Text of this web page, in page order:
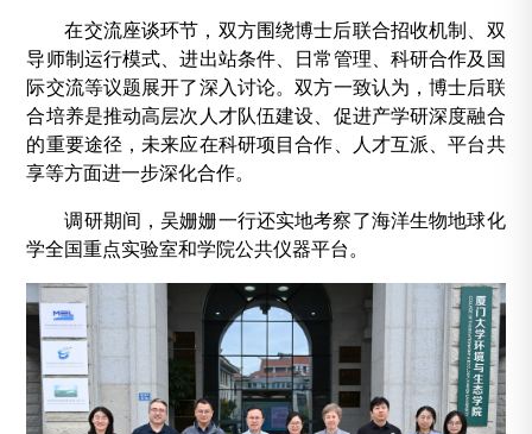
在交流座谈环节，双方围绕博士后联合招收机制、双
导师制运行模式、进出站条件、日常管理、科研合作及国
际交流等议题展开了深入讨论。双方一致认为，博士后联
合培养是推动高层次人才队伍建设、促进产学研深度融合
的重要途径，未来应在科研项目合作、人才互派、平台共
享等方面进一步深化合作。
调研期间，吴姗姗一行还实地考察了海洋生物地球化
学全国重点实验室和学院公共仪器平台。